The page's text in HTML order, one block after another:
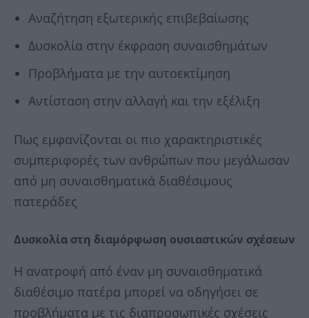
Αναζήτηση εξωτερικής επιβεβαίωσης
Δυσκολία στην έκφραση συναισθημάτων
Προβλήματα με την αυτοεκτίμηση
Αντίσταση στην αλλαγή και την εξέλιξη
Πως εμφανίζονται οι πιο χαρακτηριστικές
συμπεριφορές των ανθρώπων που μεγάλωσαν
από μη συναισθηματικά διαθέσιμους
πατεράδες
Δυσκολία στη διαμόρφωση ουσιαστικών σχέσεων
Η ανατροφή από έναν μη συναισθηματικά
διαθέσιμο πατέρα μπορεί να οδηγήσει σε
προβλήματα με τις διαπροσωπικές σχέσεις